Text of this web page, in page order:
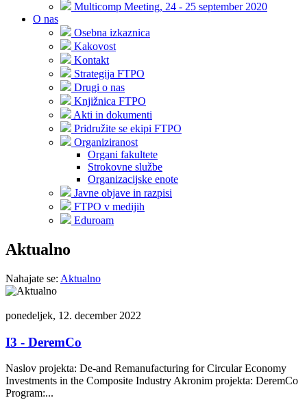
Multicomp Meeting, 24 - 25 september 2020
O nas
Osebna izkaznica
Kakovost
Kontakt
Strategija FTPO
Drugi o nas
Knjižnica FTPO
Akti in dokumenti
Pridružite se ekipi FTPO
Organiziranost
Organi fakultete
Strokovne službe
Organizacijske enote
Javne objave in razpisi
FTPO v medijih
Eduroam
Aktualno
Nahajate se: Aktualno
ponedeljek, 12. december 2022
I3 - DeremCo
Naslov projekta: De-and Remanufacturing for Circular Economy
Investments in the Composite Industry Akronim projekta: DeremCo
Program:...